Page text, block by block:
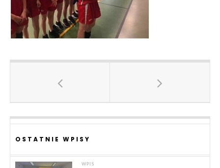
OSTATNIE WPISY
WPIS